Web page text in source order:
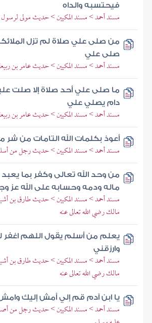
فيحتسبه والداه
مسند أحمد > مسند المكيين > حديث مولى لرسول
من صلى علي صلاة لم تزل
صلى علي
مسند أحمد > مسند المكيين > حديث عامر بن
ما صلى علي أحد صلاة إلا صلت
دام يصلي علي
مسند أحمد > مسند المكيين > حديث عامر بن
أعوذ بكلمات الله التامات من
مسند أحمد > مسند المكيين > حديث رجل من
من وحد الله تعالى وكفر بما
ماله ودمه وحسابه على الله عز
مسند أحمد > مسند المكيين > حديث طارق بن
مالك رضي الله تعالى عنه
يعلم من أسلم يقول اللهم اغفر
وارزقني
مسند أحمد > مسند المكيين > حديث طارق بن
مالك رضي الله تعالى عنه
يا ابن آدم قم إلي أمش إليك
مسند أحمد > مسند المكيين > حديث رجل من